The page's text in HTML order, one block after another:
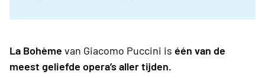
La Bohème van Giacomo Puccini is één van de
meest geliefde opera’s aller tijden.